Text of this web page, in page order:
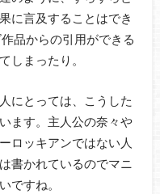
に言及することはでき
品からの引用ができる
しまったり。
にとっては、こうした
ます。主人公の奈々や
ロッキアンではない人
書かれているのでマニ
ですね。